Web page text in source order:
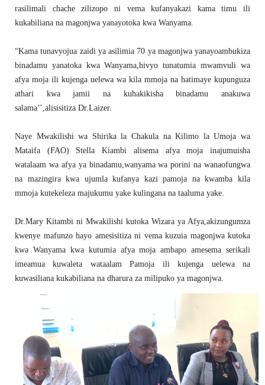
rasilimali chache zilizopo ni vema kufanyakazi kama timu ili
kukabiliana na magonjwa yanayotoka kwa Wanyama.
“Kama tunavyojua zaidi ya asilimia 70 ya magonjwa yanayoambukiza
binadamu yanatoka kwa Wanyama,hivyo tunatumia mwamvuli wa
afya moja ili kujenga uelewa wa kila mmoja na hatimaye kupunguza
athari kwa jamii na kuhakikisha binadamu anakuwa
salama’’,alisisitiza Dr.Laizer.
Naye Mwakilishi wa Shirika la Chakula na Kilimo la Umoja wa
Mataifa (FAO) Stella Kiambi alisema afya moja inajumuisha
watalaam wa afya ya binadamu,wanyama wa porini na wanaofungwa
na mazingira kwa ujumla kufanya kazi pamoja na kwamba kila
mmoja kutekeleza majukumu yake kulingana na taaluma yake.
Dr.Mary Kitambi ni Mwakilishi kutoka Wizara ya Afya,akizungumza
kwenye mafunzo hayo amesisitiza ni vema kuzuia magonjwa kutoka
kwa Wanyama kwa kutumia afya moja ambapo amesema serikali
imeamua kuwaleta wataalam Pamoja ili kujenga uelewa na
kuwasiliana kukabiliana na dharura za milipuko ya magonjwa.